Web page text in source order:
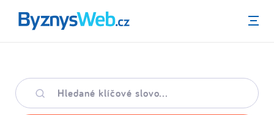
Menu
Hledané
klíčové
slovo